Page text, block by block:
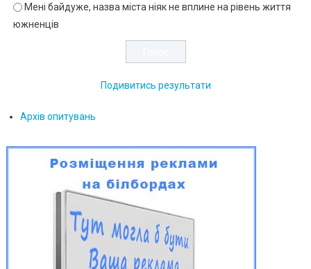
Мені байдуже, назва міста ніяк не вплине на рівень життя
южненців
Подивитись результати
Архів опитувань